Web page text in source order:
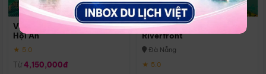
Vinpearl Resort & Golf Nam
Hội An
★ 5.0
Từ 4,150,000đ
Melia Vinpearl Danang
Riverfront
Đà Nẵng
★ 5.0